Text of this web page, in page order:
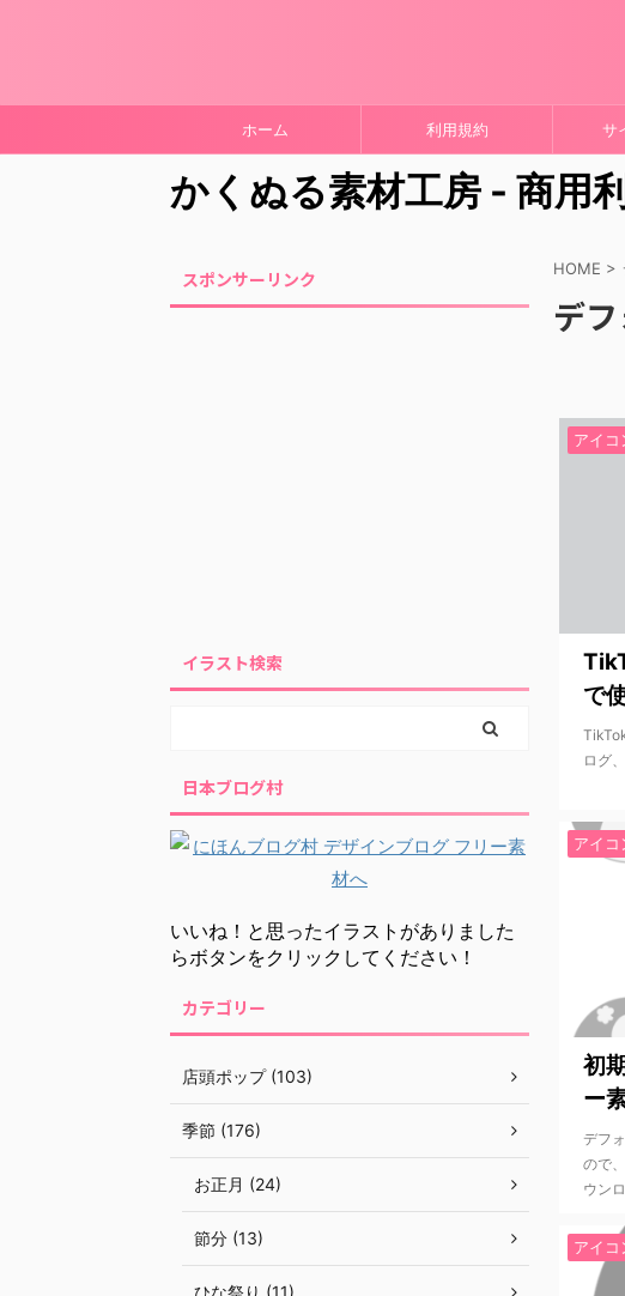
ホーム 利用規約 サ
かくぬる素材工房 - 商用
HOME >
デ
アイコ
で
ログ
アイコ
初
ー
デフ
ので
ウン
アイコ
スポンサーリンク
イラスト検索
日本ブログ村
いいね！と思ったイラストがありました
らボタンをクリックしてください！
カテゴリー
店頭ポップ (103)
季節 (176)
お正月 (24)
節分 (13)
ひな祭り (11)